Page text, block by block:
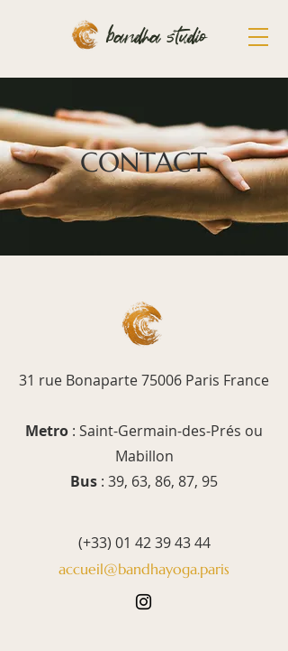
bandha studio
CONTACT
31 rue Bonaparte 75006 Paris France
Metro : Saint-Germain-des-Prés ou
Mabillon
Bus : 39, 63, 86, 87, 95
(+33) 01 42 39 43 44
accueil@bandhayoga.paris